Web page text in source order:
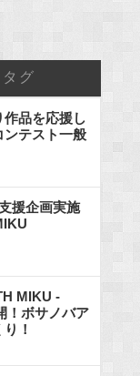
タグ
品を応援し
ンテスト一般
援企画実施
MIKU -
！ボサノバア
！